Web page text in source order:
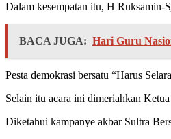
Dalam kesempatan itu, H Ruksamin-
BACA JUGA: Hari Guru
Pesta demokrasi bersatu “Harus
Selain itu acara ini dimeriahkan
Diketahui kampanye akbar Sultra